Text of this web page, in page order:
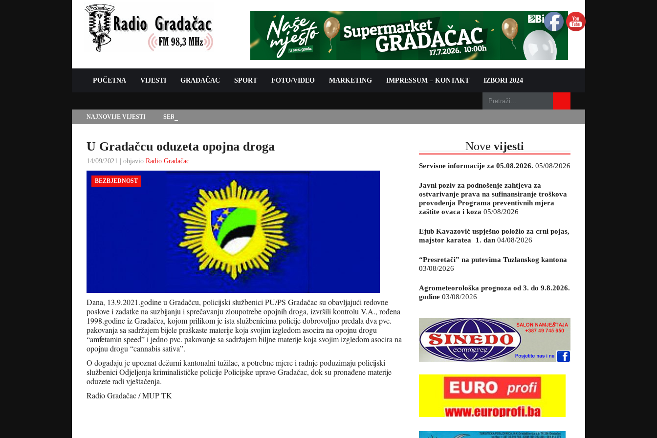
POČETNA VIJESTI GRADAČAC SPORT FOTO/VIDEO MARKETING IMPRESSUM – KONTAKT IZBORI 2024
NAJNOVIJE VIJESTI SERVISNE INFORMACIJE ZA 05.08.2026.
U Gradačcu oduzeta opojna droga
14/09/2021 | objavio Radio Gradačac
BEZBJEDNOST
Dana, 13.9.2021.godine u Gradačcu, policijski službenici PU/PS Gradačac su obavljajući redovne
poslove i zadatke na suzbijanju i sprečavanju zloupotrebe opojnih droga, izvršili kontrolu V.A., rođena
1998.godine iz Gradačca, kojom prilikom je ista službenicima policije dobrovoljno predala dva pvc.
pakovanja sa sadržajem bijele praškaste materije koja svojim izgledom asocira na opojnu drogu
“amfetamin speed” i jedno pvc. pakovanje sa sadržajem biljne materije koja svojim izgledom asocira na
opojnu drogu “cannabis sativa”.
O događaju je upoznat dežurni kantonalni tužilac, a potrebne mjere i radnje poduzimaju policijski
službenici Odjeljenja kriminalističke policije Policijske uprave Gradačac, dok su pronađene materije
oduzete radi vještačenja.
Radio Gradačac / MUP TK
Nove vijesti
Servisne informacije za 05.08.2026. 05/08/2026
Javni poziv za podnošenje zahtjeva za
ostvarivanje prava na sufinansiranje troškova
provođenja Programa preventivnih mjera
zaštite ovaca i koza 05/08/2026
Ejub Kavazović uspješno položio za crni pojas,
majstor karatea 1. dan 04/08/2026
“Presretači” na putevima Tuzlanskog kantona
03/08/2026
Agrometeorološka prognoza od 3. do 9.8.2026.
godine 03/08/2026